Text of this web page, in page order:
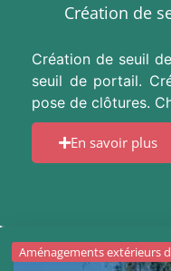
Création de
Création de seuil
seuil de portail.
pose de clôtures.
En savoir plus
Aménagements extérieurs